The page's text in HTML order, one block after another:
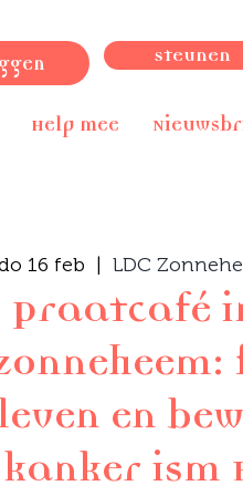
Steunen
Help mee
16 feb
  |
LDC
Praatcafé
en
ism